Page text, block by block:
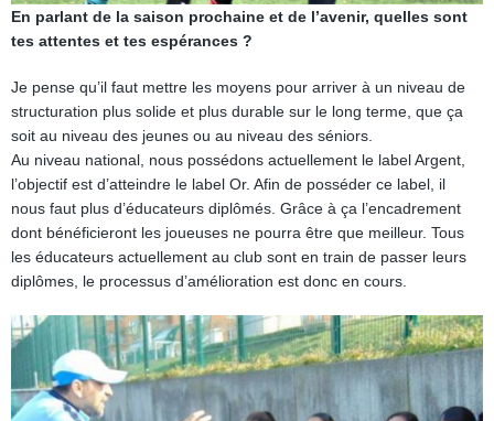
En parlant de la saison prochaine et de l’avenir, quelles sont
tes attentes et tes espérances ?
Je pense qu’il faut mettre les moyens pour arriver à un niveau de
structuration plus solide et plus durable sur le long terme, que ça
soit au niveau des jeunes ou au niveau des séniors.
Au niveau national, nous possédons actuellement le label Argent,
l’objectif est d’atteindre le label Or. Afin de posséder ce label, il
nous faut plus d’éducateurs diplômés. Grâce à ça l’encadrement
dont bénéficieront les joueuses ne pourra être que meilleur. Tous
les éducateurs actuellement au club sont en train de passer leurs
diplômes, le processus d’amélioration est donc en cours.